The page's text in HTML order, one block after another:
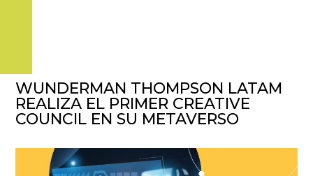
WUNDERMAN THOMPSON LATAM
REALIZA EL PRIMER CREATIVE
COUNCIL EN SU METAVERSO